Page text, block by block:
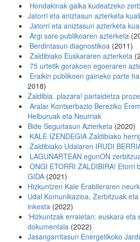
Hondakinak gaika kudeatzeko
Jatorri eta aniztasun azterketa
Jatorri eta aniztasun azterketa
Argi sare publikoaren azterketa
Berdintasun diagnostikoa (2011)
Zaldibiako Euskararen azterketa
75 urtetik gorakoen egoeraren
Eraikin publikoen gaineko parte
2018)
Zaldibia. plazara! partaidetza
Aralar Kontserbazio Bereziko
Helburuak eta Neurriak
Bide Segurtasun Azterketa (2020)
KALE IZENDEGIA Zaldibiako
Zaldibiako Udalaren IRUDI
LAGUNARTEAN egunON
ONGI ETORRI ZALDIBIRA! Etorri
GIDA (2021)
Hizkuntzen Kale Erabileraren
Udal Komunikazioa, Zerbitzuak
inkesta (2022)
‘Hizkuntzak erraietan: euskara eta
dokumentala (2022)
Jasangarritasun Energetikoko